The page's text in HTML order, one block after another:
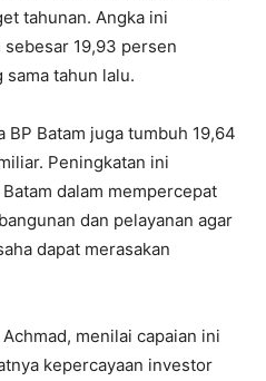
tahunan. Angka ini
19,93 persen
tahun lalu.
Batam juga tumbuh 19,64
Peningkatan ini
dalam mempercepat
dan pelayanan agar
dapat merasakan
menilai capaian ini
kepercayaan investor